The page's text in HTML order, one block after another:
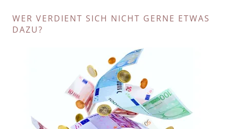
WER VERDIENT SICH NICHT GERNE ETWAS
DAZU?